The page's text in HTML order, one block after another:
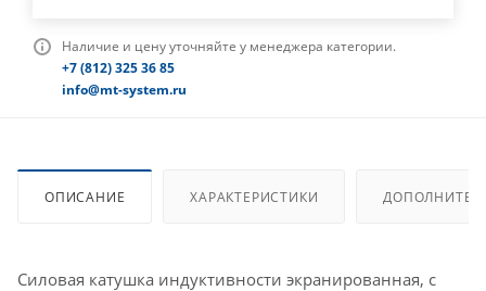
Наличие и цену уточняйте у менеджера категории.
+7 (812) 325 36 85
info@mt-system.ru
ОПИСАНИЕ ХАРАКТЕРИСТИКИ
Силовая катушка индуктивности экранированная, с